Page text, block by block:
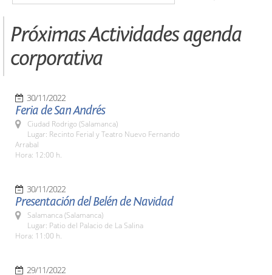
Próximas Actividades agenda
corporativa
30/11/2022
Feria de San Andrés
Ciudad Rodrigo (Salamanca)
Lugar: Recinto Ferial y Teatro Nuevo Fernando
Arrabal
Hora: 12:00 h.
30/11/2022
Presentación del Belén de Navidad
Salamanca (Salamanca)
Lugar: Patio del Palacio de La Salina
Hora: 11:00 h.
29/11/2022